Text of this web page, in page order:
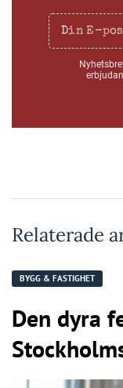
Relaterade
BYGG & FASTIGHET
Den dyra